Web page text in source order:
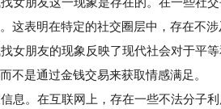
这表明在特定的社交圈层中，存在不涉
朋友的现象反映了现代社会对于平等
不是通过金钱交易来获取情感满足。
。在互联网上，存在一些不法分子利